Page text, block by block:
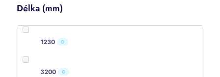
Délka (mm)
1230 0
3200 0